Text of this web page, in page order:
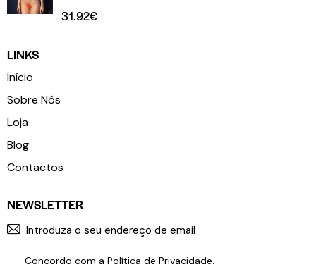
31.92€
LINKS
Início
Sobre Nós
Loja
Blog
Contactos
NEWSLETTER
Concordo com a Política de Privacidade.